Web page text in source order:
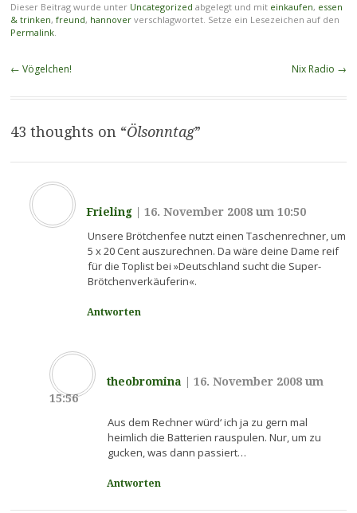
Dieser Beitrag wurde unter Uncategorized abgelegt und mit einkaufen, essen
& trinken, freund, hannoververschlagwortet. Setze ein Lesezeichen auf den
Permalink.
Beitragsnavigation
← Vögelchen! Nix Radio →
43 thoughts on “Ölsonntag”
Frieling |16. November 2008 um 10:50
Unsere Brötchenfee nutzt einen Taschenrechner, um
5 x 20 Cent auszurechnen. Da wäre deine Dame reif
für die Toplist bei »Deutschland sucht die Super-
Brötchenverkäuferin«.
Antworten
theobromina
16. November 2008 um
15:56
Aus dem Rechner würd‘ ich ja zu gern mal
heimlich die Batterien rauspulen. Nur, um zu
gucken, was dann passiert…
Antworten